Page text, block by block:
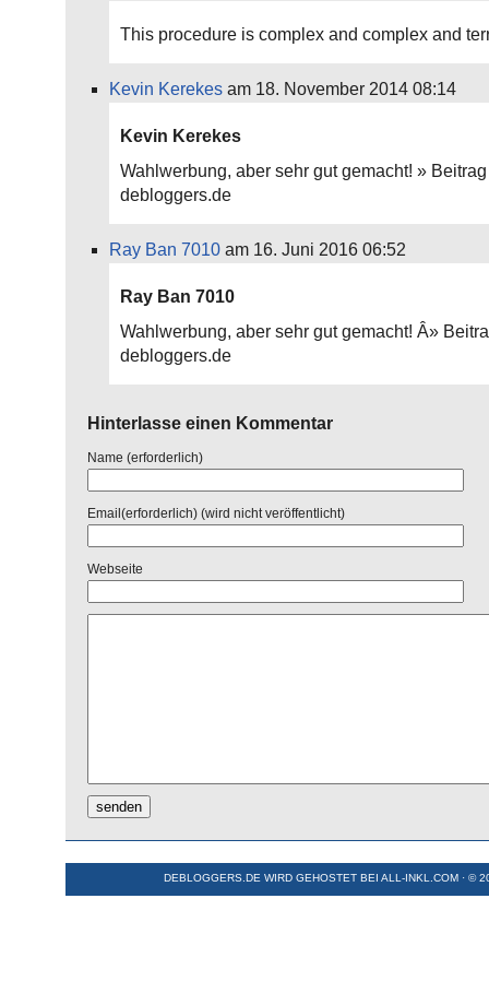
This procedure is complex and complex and
Kevin Kerekes am 18. November 2014 08:14
Kevin Kerekes
Wahlwerbung, aber sehr gut gemacht! »
debloggers.de
Ray Ban 7010 am 16. Juni 2016 06:52
Ray Ban 7010
Wahlwerbung, aber sehr gut gemacht! Â»
debloggers.de
Hinterlasse einen Kommentar
Name (erforderlich)
Email(erforderlich) (wird nicht veröffentlicht)
Webseite
DEBLOGGERS.DE WIRD GEHOSTET BEI ALL-INKL.COM · ©